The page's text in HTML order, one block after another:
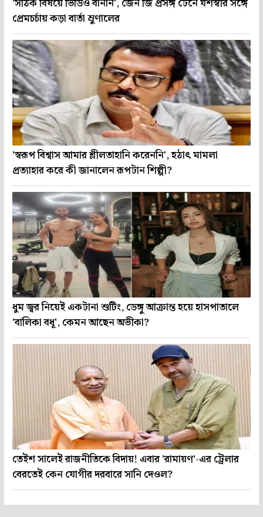
'সঠিক বিষয়ে ভিডিও বানান', জেন জি প্রসঙ্গ টেনে যশস্বীর সঙ্গে
প্রেমচর্চায় কড়া বার্তা ম্রুণালের
'স্বরূপ বিশ্বাস আমার শ্লীলতাহানি করেননি', হঠাৎ মামলা
প্রত্যাহার করে কী জানালেন রূপটান শিল্পী?
ধুম জ্বর নিয়েই একটানা শুটিং, ডেঙ্গু আক্রান্ত হয়ে হাসপাতালে
'বালিকা বধূ', কেমন আছেন অভীকা?
তেইশ সালেই রাজনীতিকে বিদায়! এবার 'রামায়ণ'-এর ট্রেলার
বেরতেই কেন যোগীর দরবারে সানি দেওল?